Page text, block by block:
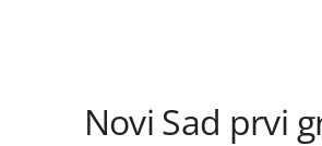
Novi Sad prvi